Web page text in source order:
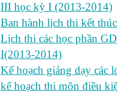
III học kỳ I (2013-2014)
Ban hành lịch thi kết
Lịch thi các học phần
I(2013-2014)
Kế hoạch giảng dạy các
kế hoạch thi môn điều